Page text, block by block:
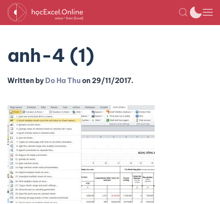
anh-4 (1)
Written by Do Ha Thuon29/11/2017.